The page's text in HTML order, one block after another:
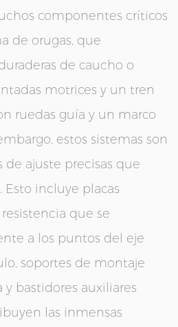
componentes críticos
de orugas, que
de caucho o
motrices y un tren
ruedas guía y un marco
estos sistemas son
de ajuste precisas que
incluye placas
que se
a los puntos del eje
soportes de montaje
bastidores auxiliares
las inmensas